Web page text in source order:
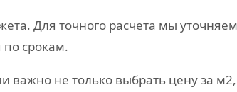
Для точного расчета мы
срокам.
важно не только выбрать цену за